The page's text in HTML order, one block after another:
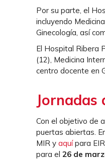
Por su parte, el
incluyendo
Ginecología, así
El Hospital Ribera
(12), Medicina
centro docente en
Con el objetivo de
puertas abiertas.
MIR y aquípara
para el 26 de